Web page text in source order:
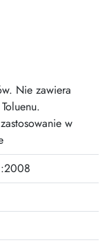
Nie zawiera
w